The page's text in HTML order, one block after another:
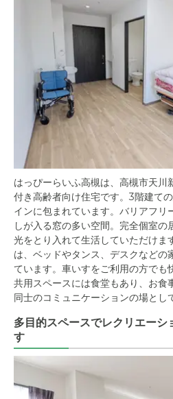
はっぴーらいふ高槻は、高槻市天川
付き高齢者向け住宅です。3階建て
インに包まれています。バリアフリ
しが入る窓の多い空間。完全個室の
光をとり入れて生活していただけま
は、ベッドやタンス、デスクなどの
ています。車いすをご利用の方でも
共用スペースには食堂もあり、お食
同士のコミュニケーションの場とし
多目的スペースでレクリエーシ
す